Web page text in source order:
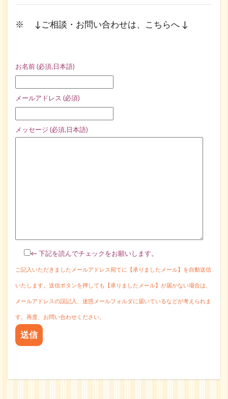
※ ↓ご相談・お問い合わせは、こちらへ ↓
お名前 (必須,日本語)
メールアドレス (必須)
メッセージ (必須,日本語)
← 下記を読んでチェックをお願いします。
ご記入いただきましたメールアドレス宛てに【承りましたメール】を自動送信
いたします。送信ボタンを押しても【承りましたメール】が届かない場合は、
メールアドレスの誤記入、迷惑メールフォルダに届いているなどが考えられま
す。再度、お問い合わせください。